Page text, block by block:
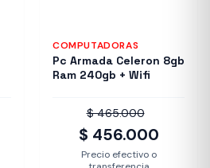
COMPUTADORAS
Pc Armada Celeron 8gb
Ram 240gb + Wifi
$ 465.000
$ 456.000
Precio efectivo o